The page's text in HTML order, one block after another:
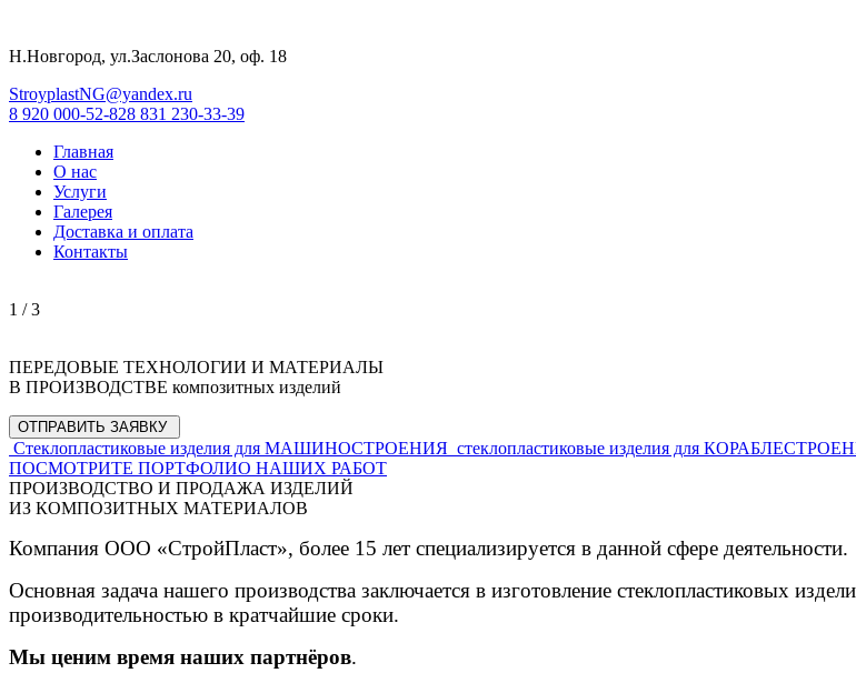
Н.Новгород, ул.Заслонова 20, оф. 18
StroyplastNG@yandex.ru
8 920 000-52-828 831 230-33-39
Главная
О нас
Услуги
Галерея
Доставка и оплата
Контакты
1 / 3
ПЕРЕДОВЫЕ ТЕХНОЛОГИИ И МАТЕРИАЛЫ
В ПРОИЗВОДСТВЕ композитных изделий
ОТПРАВИТЬ ЗАЯВКУ
Стеклопластиковые изделия для МАШИНОСТРОЕНИЯ стеклопластиковые изделия для
ПОСМОТРИТЕ ПОРТФОЛИО НАШИХ РАБОТ
ПРОИЗВОДСТВО И ПРОДАЖА ИЗДЕЛИЙ
ИЗ КОМПОЗИТНЫХ МАТЕРИАЛОВ
Компания ООО «СтройПласт», более 15 лет специализируется в данной сфере деятельности.
Основная задача нашего производства заключается в изготовление стеклопластиковых
производительностью в кратчайшие сроки.
Мы ценим время наших партнёров.